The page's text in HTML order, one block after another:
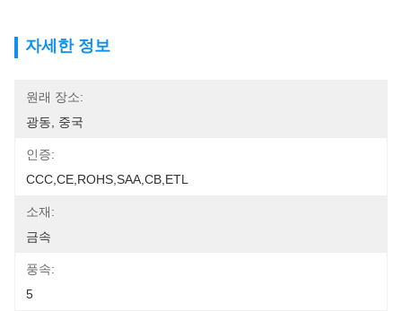
자세한 정보
원래 장소:
광동, 중국
인증:
CCC,CE,ROHS,SAA,CB,ETL
소재:
금속
풍속:
5